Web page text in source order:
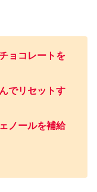
ョコレートを
でリセットす
ノールを補給